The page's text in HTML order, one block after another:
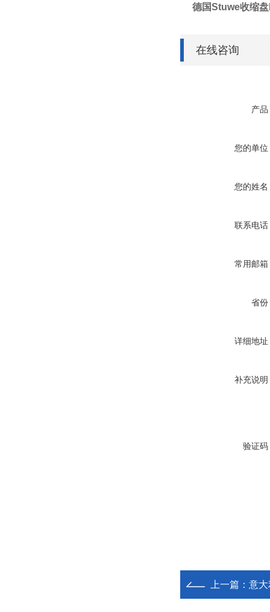
德国Stuwe收缩
在线咨询
产品
您的单位
您的姓名
联系电话
常用邮箱
省份
详细地址
补充说明
验证码
上一篇： 意